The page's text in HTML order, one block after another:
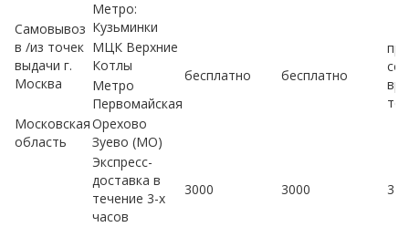
Самовывоз
в /из точек
выдачи г.
Москва
Метро:
Кузьминки
бесплатно бесплатно
МЦК Верхние
Котлы
Метро
Первомайская
Московская
область
Орехово
Зуево (МО)
Экспресс-
доставка в
течение 3-х
часов
3000 3000 3